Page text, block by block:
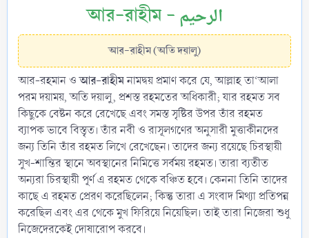
আর-রাহীম - الرحيم
আর-রাহীম (অতি দয়ালু)
আর-রহমান ওআর-রাহীমনামদ্বয় প্রমাণ করে যে, আল্লাহ তা‘আলা
পরম দয়াময়, অতি দয়ালু, প্রশস্ত রহমতের অধিকারী; যার রহমত সব
কিছুকে বেষ্টন করে রেখেছে এবং সমস্ত সৃষ্টির উপর তাঁর রহমত
ব্যাপক ভাবে বিস্তৃত। তাঁর নবী ও রাসূলগণের অনুসারী মুত্তাকীনদের
জন্য তিনি তাঁর রহমত লিখে রেখেছেন। তাদের জন্য রয়েছে চিরস্থায়ী
সুখ-শান্তির স্থানে অবস্থানের নিমিত্তে সর্বময় রহমত। তারা ব্যতীত
অন্যরা চিরস্থায়ী পূর্ণ এ রহমত থেকে বঞ্চিত হবে। কেননা তিনি তাদের
কাছে এ রহমত প্রেরণ করেছিলেন; কিন্তু তারা এ সংবাদ মিথ্যা প্রতিপন্ন
করেছিল এবং এর থেকে মুখ ফিরিয়ে নিয়েছিল। তাই তারা নিজেরা শুধু
নিজেদেরকেই দোষারোপ করবে।